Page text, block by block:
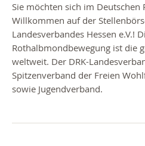
Sie möchten sich im Deutschen
Willkommen auf der
Landesverbandes Hessen e.V.!
Rothalbmondbewegung ist die
weltweit. Der DRK-
Spitzenverband der Freien
sowie Jugendverband.